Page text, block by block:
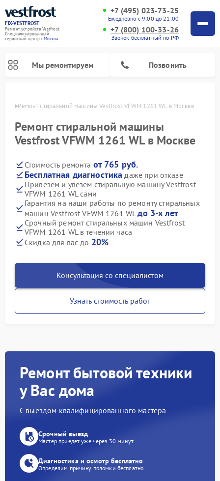
FIX-VESTFROST
Ремонт устройств Vestfrost
Специализированный
cервисный центр г.Москва
+7 (495) 023-73-25
Ежедневно с 9:00 до 21:00
+7 (800) 100-33-26
Звонок бесплатный по РФ
Мы ремонтируем Позвонить
Ремонт стиральной машины Vestfrost VFWM 1261 WL в Москве
Ремонт стиральной машины
Vestfrost VFWM 1261 WL в Москве
Стоимость ремонта от 765 руб.
Бесплатная диагностика даже при отказе
Привезем и увезем стиральную машину Vestfrost
VFWM 1261 WL сами
Гарантия на наши работы по ремонту стиральных
машин Vestfrost VFWM 1261 WLдо 3-х лет
Срочный ремонт стиральных машин Vestfrost
VFWM 1261 WL в течении часа
Скидка для вас до 20%
Консультация со специалистом
Узнать стоимость работ
Ремонт бытовой техники
у Вас дома
С выездом квалифицированного мастера
Срочный выезд
Мастер приедет уже через 30 минут
Диагностика и осмотр бесплатно
Определим причину поломки бесплатно